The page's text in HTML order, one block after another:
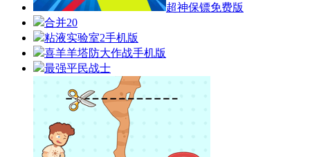
超神保镖免费版
合并20
粘液实验室2手机版
喜羊羊塔防大作战手机版
最强平民战士